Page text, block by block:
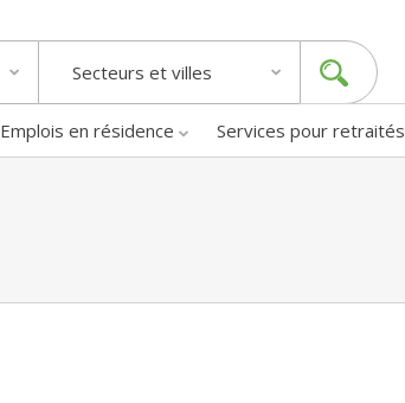
Secteurs et villes
Emplois en résidence Services pour retraités